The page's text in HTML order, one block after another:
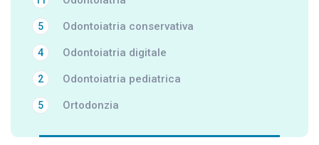
Odontoiatria conservativa
5
Odontoiatria digitale
4
Odontoiatria pediatrica
2
Ortodonzia
5